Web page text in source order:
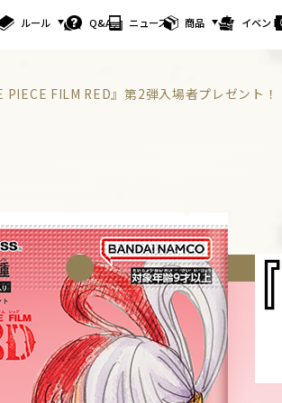
ルール Q&A ニュース 商品 イベント
PIECE FILM RED』第2弾入場者プレゼント！